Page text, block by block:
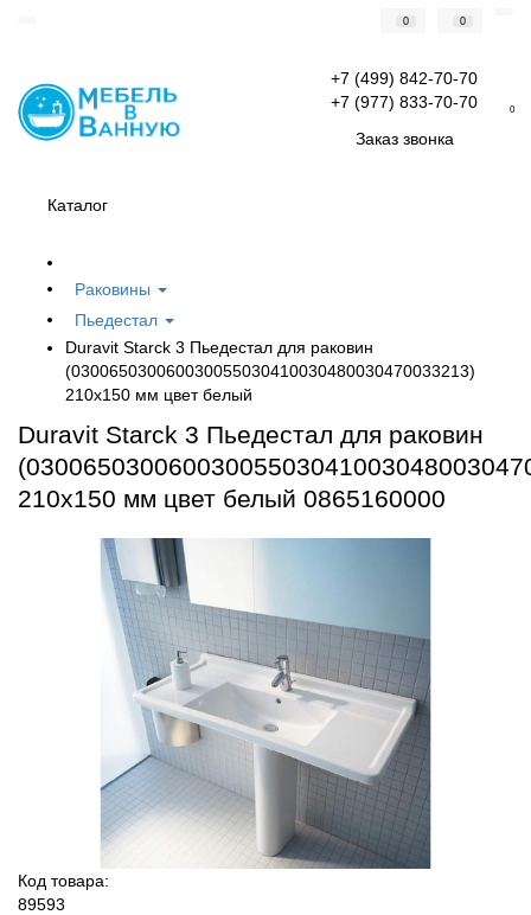
0 0
+7 (499) 842-70-70
+7 (977) 833-70-70
Заказ звонка
0
Каталог
Раковины
Пьедестал
Duravit Starck 3 Пьедестал для раковин
(030065030060030055030410030480030470033213)
210х150 мм цвет белый
Duravit Starck 3 Пьедестал для раковин
210х150 мм цвет белый 0865160000
Код товара:
89593